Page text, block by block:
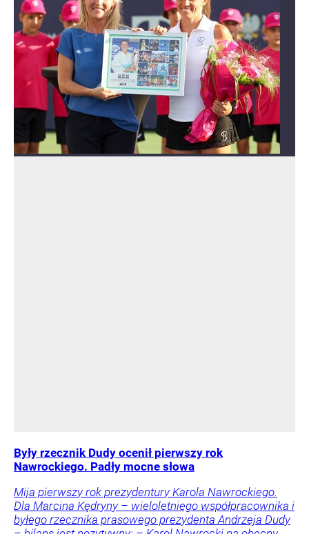
Były rzecznik Dudy ocenił pierwszy rok
Nawrockiego. Padły mocne słowa
Mija pierwszy rok prezydentury Karola Nawrockiego.
Dla Marcina Kędryny – wieloletniego współpracownika i
byłego rzecznika prasowego prezydenta Andrzeja Dudy